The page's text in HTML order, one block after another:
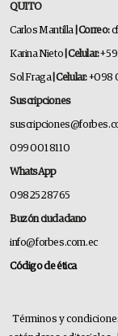
QUITO
Carlos Mantilla | Correo:
Karina Nieto | Celular:
Sol Fraga| Celular:+098
Suscripciones
099 001 8110
WhatsApp
0982528765
Buzón ciudadano
info@forbes.com.ec
Código de ética
Términos y